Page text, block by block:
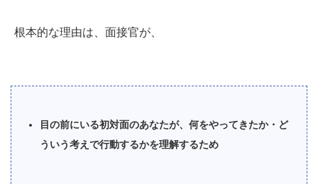
根本的な理由は、面接官が、
目の前にいる初対面のあなたが、何をやってきたか・ど
ういう考えで行動するかを理解するため